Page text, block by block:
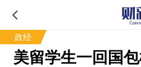
政经
美留学生一回国